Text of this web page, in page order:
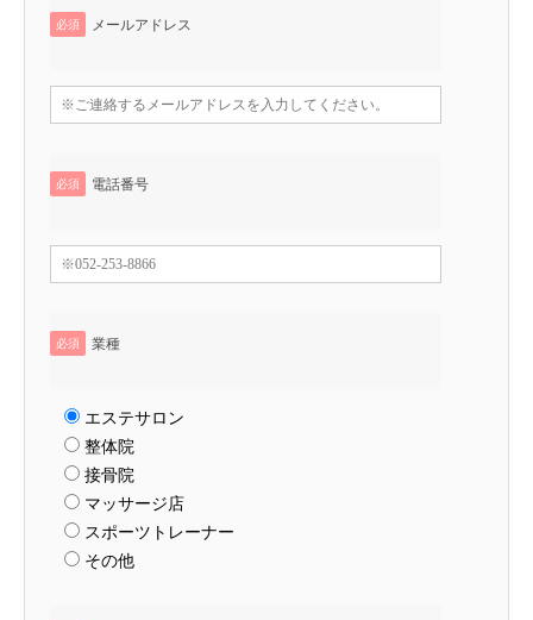
必須 メールアドレス
必須 電話番号
必須 業種
エステサロン
整体院
接骨院
マッサージ店
スポーツトレーナー
その他